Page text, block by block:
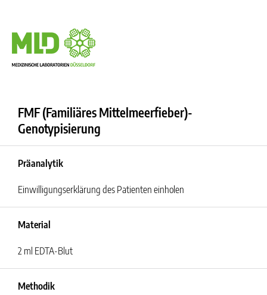
FMF (Familiäres Mittelmeerfieber)-
Genotypisierung
Präanalytik
Einwilligungserklärung des Patienten einholen
Material
2 ml EDTA-Blut
Methodik